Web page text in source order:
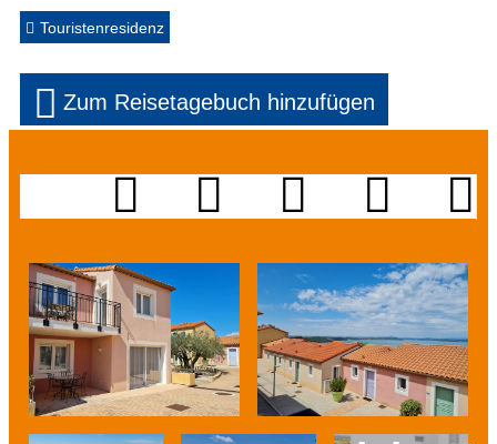
Touristenresidenz
Zum Reisetagebuch hinzufügen